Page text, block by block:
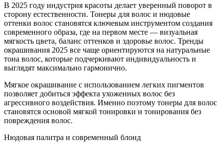
В 2025 году индустрия красоты делает уверенный поворот в
сторону естественности. Тонеры для волос и нюдовые
оттенки волос становятся ключевым инструментом создания
современного образа, где на первом месте — визуальная
мягкость цвета, баланс оттенков и здоровье волос. Тренды
окрашивания 2025 все чаще ориентируются на натуральные
тона волос, которые подчеркивают индивидуальность и
выглядят максимально гармонично.
Мягкое окрашивание с использованием легких пигментов
позволяет добиться эффекта ухоженных волос без
агрессивного воздействия. Именно поэтому тонеры для волос
становятся основой мягкой тонировки и тонирования без
повреждения волос.
Нюдовая палитра и современный блонд